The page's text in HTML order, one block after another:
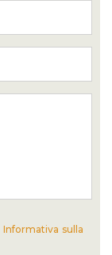
Informativa sulla